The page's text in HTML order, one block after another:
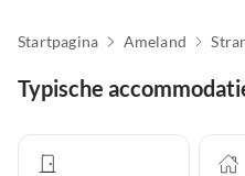
Startpagina Ameland
Typische